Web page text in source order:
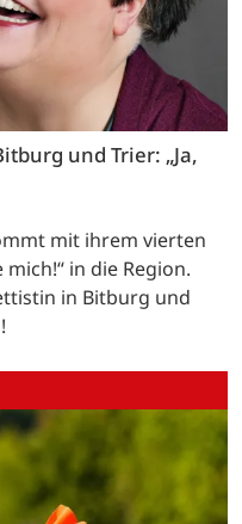
und Trier: „Ja,
mit ihrem vierten
in die Region.
in Bitburg und